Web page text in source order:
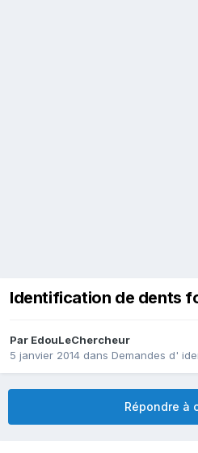
Identification de dents
Par EdouLeChercheur
5 janvier 2014 dans Demandes d'
Répondre à